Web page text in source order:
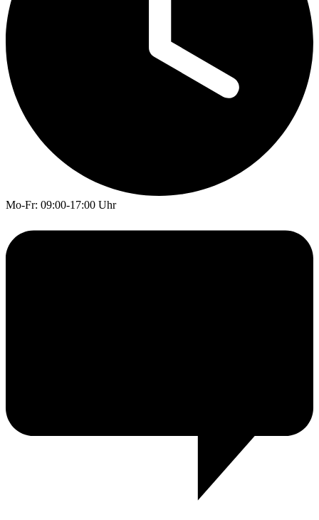
Mo-Fr: 09:00-17:00 Uhr